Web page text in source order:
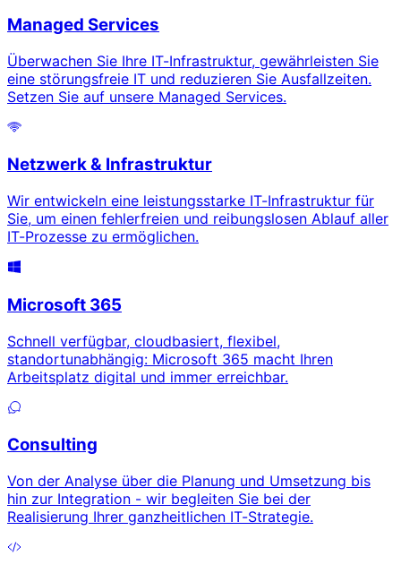
Managed Services
Überwachen Sie Ihre IT-Infrastruktur, gewährleisten Sie
eine störungsfreie IT und reduzieren Sie Ausfallzeiten.
Setzen Sie auf unsere Managed Services.
Netzwerk & Infrastruktur
Wir entwickeln eine leistungsstarke IT-Infrastruktur für
Sie, um einen fehlerfreien und reibungslosen Ablauf aller
IT-Prozesse zu ermöglichen.
Microsoft 365
Schnell verfügbar, cloudbasiert, flexibel,
standortunabhängig: Microsoft 365 macht Ihren
Arbeitsplatz digital und immer erreichbar.
Consulting
Von der Analyse über die Planung und Umsetzung bis
hin zur Integration - wir begleiten Sie bei der
Realisierung Ihrer ganzheitlichen IT-Strategie.